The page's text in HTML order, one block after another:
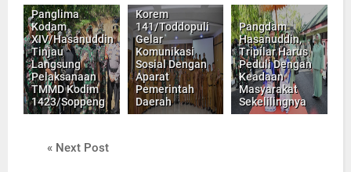
Panglima
Kodam
XIV/Hasanuddin
Tinjau
Langsung
Pelaksanaan
TMMD Kodim
1423/Soppeng
Korem
141/Toddopuli
Gelar
Komunikasi
Sosial Dengan
Aparat
Pemerintah
Daerah
Pangdam
Hasanuddin,
Tripilar Harus
Peduli Dengan
Keadaan
Masyarakat
Sekelilingnya
« Next Post